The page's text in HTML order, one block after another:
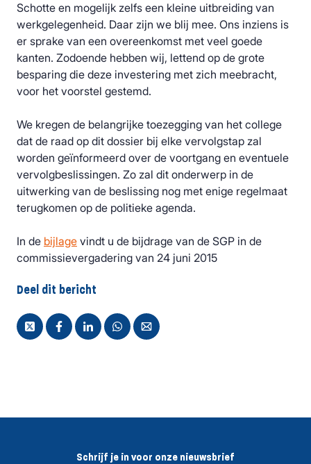
Schotte en mogelijk zelfs een kleine uitbreiding van
werkgelegenheid. Daar zijn we blij mee. Ons inziens is
er sprake van een overeenkomst met veel goede
kanten. Zodoende hebben wij, lettend op de grote
besparing die deze investering met zich meebracht,
voor het voorstel gestemd.
We kregen de belangrijke toezegging van het college
dat de raad op dit dossier bij elke vervolgstap zal
worden geïnformeerd over de voortgang en eventuele
vervolgbeslissingen. Zo zal dit onderwerp in de
uitwerking van de beslissing nog met enige regelmaat
terugkomen op de politieke agenda.
In de bijlage vindt u de bijdrage van de SGP in de
commissievergadering van 24 juni 2015
Deel dit bericht
Schrijf je in voor onze nieuwsbrief